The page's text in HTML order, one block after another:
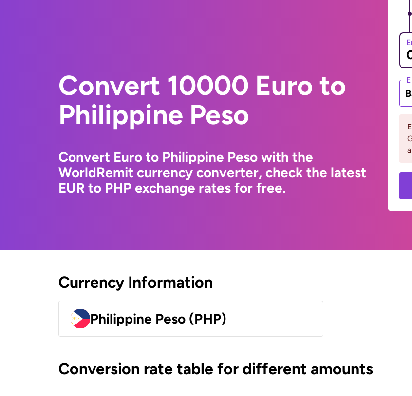
Convert 10000 Euro to
Philippine Peso
Convert Euro to Philippine Peso with the
WorldRemit currency converter, check the latest
EUR to PHP exchange rates for free.
Currency Information
Philippine Peso (PHP)
Conversion rate table for different amounts